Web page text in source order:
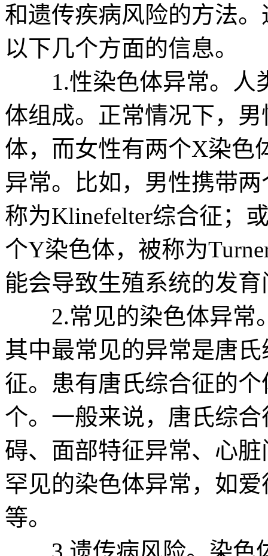
和遗传疾病风险的方法
以下几个方面的信息。
1.性染色体异常。人
体组成。正常情况下，
体，而女性有两个X染色
异常。比如，男性携带
称为Klinefelter综合征；
个Y染色体，被称为
能会导致生殖系统的发
2.常见的染色体异常
其中最常见的异常是唐
征。患有唐氏综合征的
个。一般来说，唐氏综
碍、面部特征异常、心
罕见的染色体异常，如
等。
3.遗传病风险。染色